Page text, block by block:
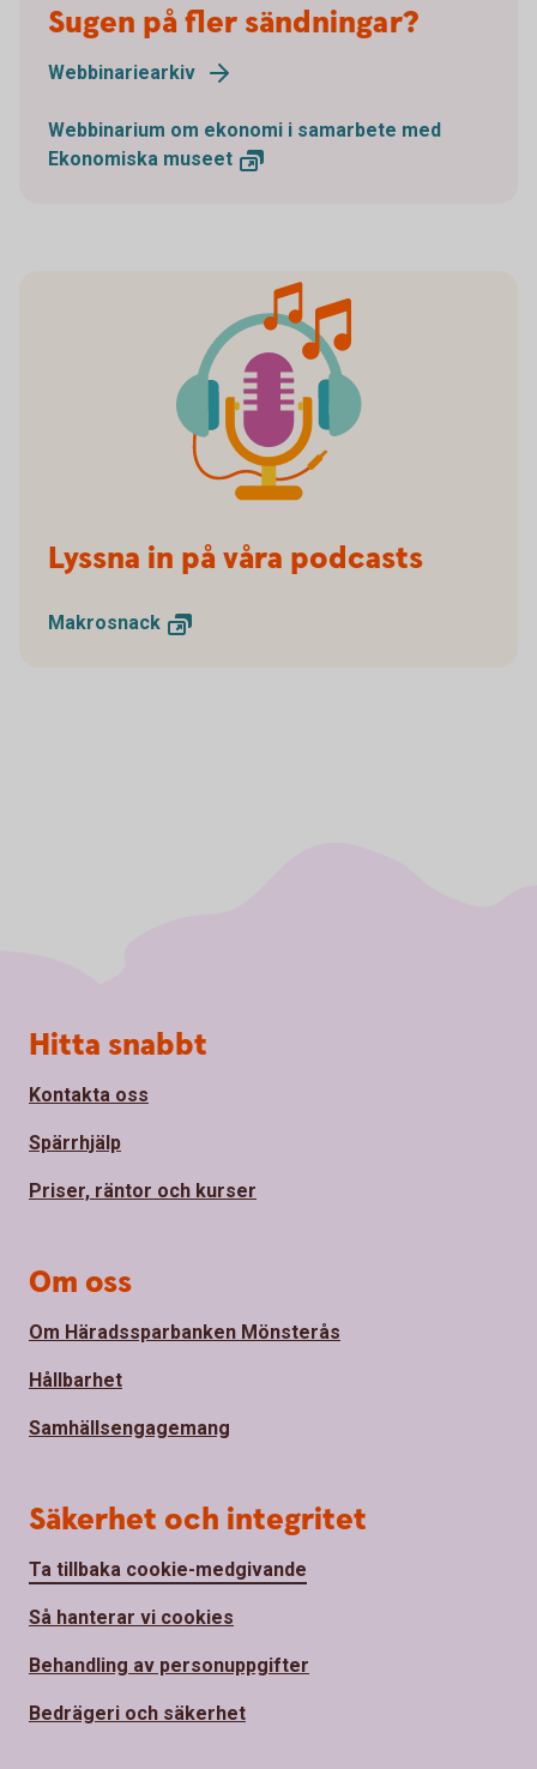
Sugen på fler sändningar?
Webbinariearkiv
Webbinarium om ekonomi i samarbete med
Ekonomiska museet
Lyssna in på våra podcasts
Makrosnack
Sidfot
Hitta snabbt
Kontakta oss
Spärrhjälp
Priser, räntor och kurser
Om oss
Om Häradssparbanken Mönsterås
Hållbarhet
Samhällsengagemang
Säkerhet och integritet
Ta tillbaka cookie-medgivande
Så hanterar vi cookies
Behandling av personuppgifter
Bedrägeri och säkerhet